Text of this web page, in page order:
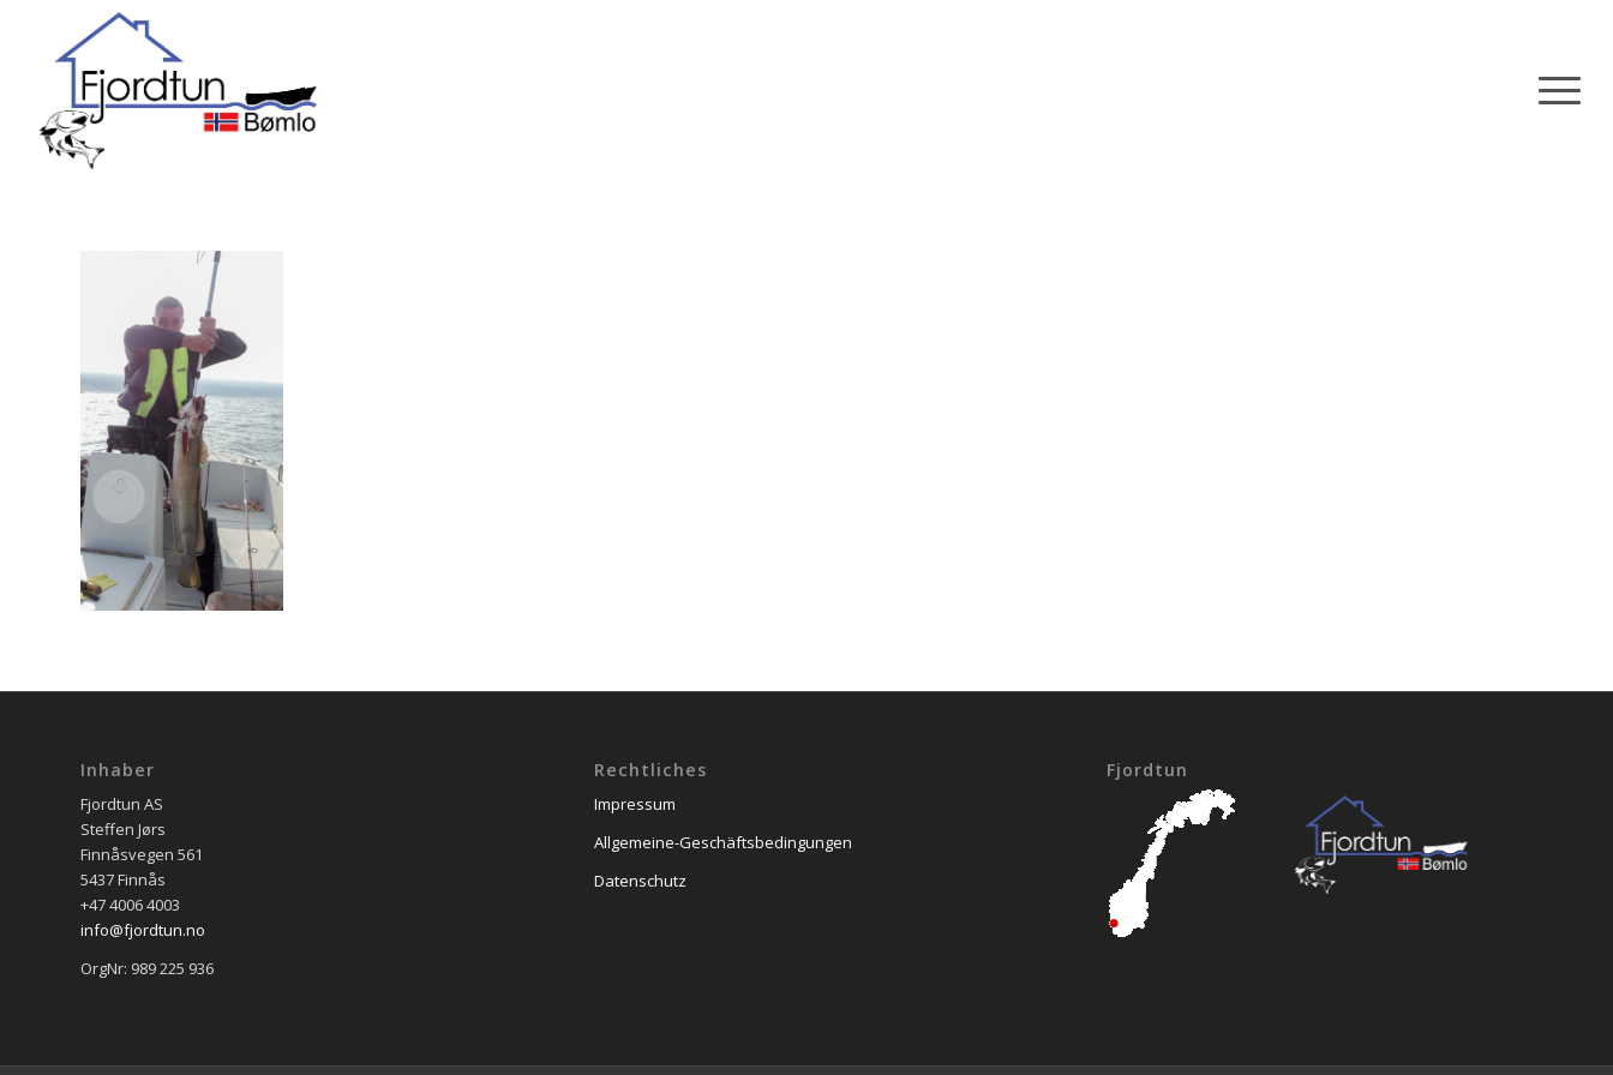
Inhaber
Fjordtun AS
Steffen Jørs
Finnåsvegen 561
5437 Finnås
+47 4006 4003
info@fjordtun.no
OrgNr: 989 225 936
Rechtliches
Impressum
Allgemeine-Geschäftsbedingungen
Datenschutz
Fjordtun